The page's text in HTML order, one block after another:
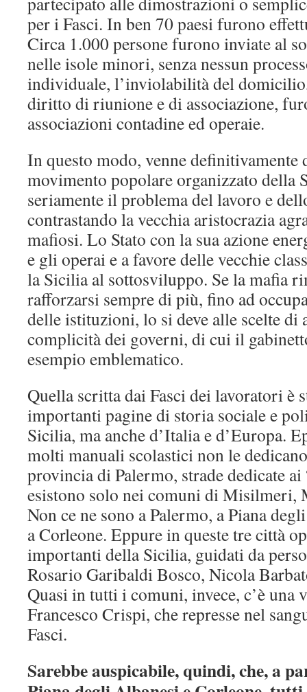
per i Fasci. In ben 70 paesi furono
Circa 1.000 persone furono inviate al
nelle isole minori, senza nessun
individuale, l’inviolabilità del
diritto di riunione e di associazione,
associazioni contadine ed operaie.
In questo modo, venne
movimento popolare organizzato della
seriamente il problema del lavoro e
contrastando la vecchia aristocrazia
mafiosi. Lo Stato con la sua azione
e gli operai e a favore delle vecchie
la Sicilia al sottosviluppo. Se la mafia
rafforzarsi sempre di più, fino ad
delle istituzioni, lo si deve alle scelte di
complicità dei governi, di cui il
esempio emblematico.
Quella scritta dai Fasci dei lavoratori è
importanti pagine di storia sociale e
Sicilia, ma anche d’Italia e d’Europa.
molti manuali scolastici non le
provincia di Palermo, strade dedicate
esistono solo nei comuni di Misilmeri,
Non ce ne sono a Palermo, a Piana
a Corleone. Eppure in queste tre città
importanti della Sicilia, guidati da
Rosario Garibaldi Bosco, Nicola
Quasi in tutti i comuni, invece, c’è una
Francesco Crispi, che represse nel
Fasci.
Sarebbe auspicabile, quindi, che, a